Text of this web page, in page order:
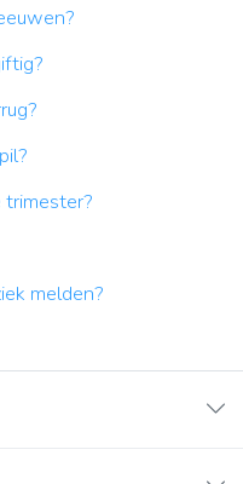
melden?